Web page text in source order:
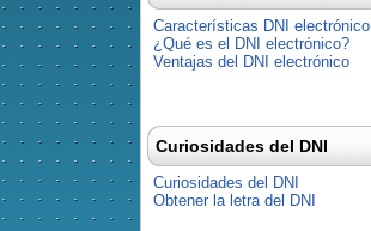
Características DNI electrónico
¿Qué es el DNI electrónico?
Ventajas del DNI electrónico
Curiosidades del DNI
Curiosidades del DNI
Obtener la letra del DNI